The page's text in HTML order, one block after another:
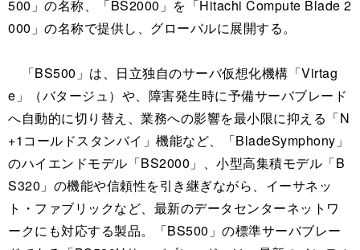
500」の名称、「BS2000」を「Hitachi Compute Blade 2
000」の名称で提供し、グローバルに展開する。
「BS500」は、日立独自のサーバ仮想化機構「Virtag
e」（バタージュ）や、障害発生時に予備サーバブレード
へ自動的に切り替え、業務への影響を最小限に抑える「N
+1コールドスタンバイ」機能など、「BladeSymphony」
のハイエンドモデル「BS2000」、小型高集積モデル「B
S320」の機能や信頼性を引き継ぎながら、イーサネッ
ト・ファブリックなど、最新のデータセンターネットワ
ークにも対応する製品。「BS500」の標準サーバブレー